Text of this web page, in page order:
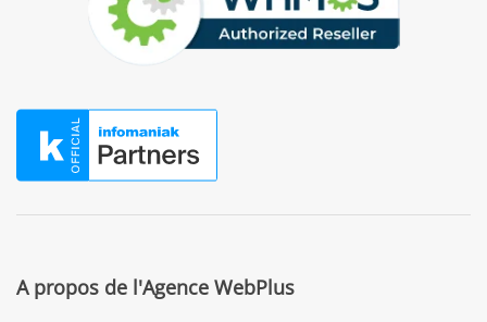
A propos de l'Agence WebPlus